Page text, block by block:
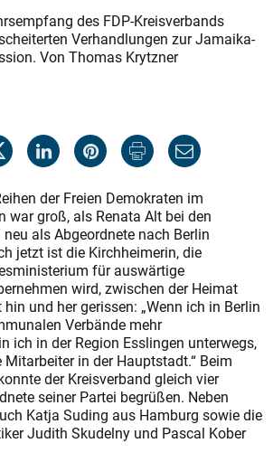
des FDP-Kreisverbands
Verhandlungen zur Jamaika-
Von Thomas Krytzner
der Freien Demokraten im
war groß, als Renata Alt bei den
als Abgeordnete nach Berlin
jetzt ist die Kirchheimerin, die
für auswärtige
wird, zwischen der Heimat
und her gerissen: „Wenn ich in Berlin
Verbände mehr
ich in der Region Esslingen unterwegs,
in der Hauptstadt.“ Beim
der Kreisverband gleich vier
seiner Partei begrüßen. Neben
Katja Suding aus Hamburg sowie die
Judith Skudelny und Pascal Kober